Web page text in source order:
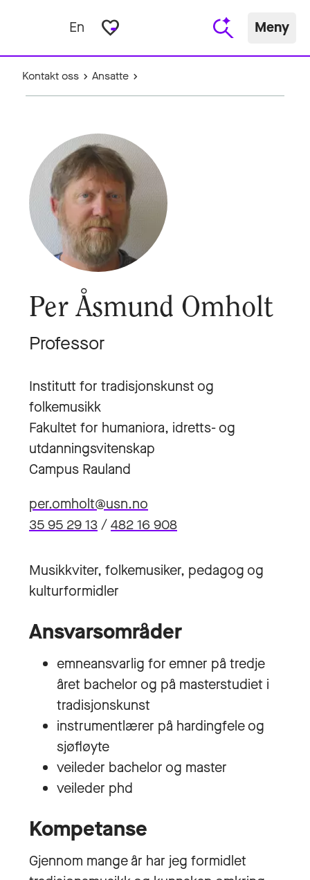
En favorite_border Meny
Kontakt oss Ansatte
Per Åsmund Omholt
Professor
Institutt for tradisjonskunst og
folkemusikk
Fakultet for humaniora, idretts- og
utdanningsvitenskap
Campus Rauland
per.omholt@usn.no
35 95 29 13/482 16 908
Musikkviter, folkemusiker, pedagog og
kulturformidler
Ansvarsområder
​emneansvarlig for emner på tredje
året bachelor og på masterstudiet i
tradisjonskunst
instrumentlærer på hardingfele og
sjøfløyte
veileder bachelor og master
veileder phd
Kompetanse
Gjennom mange år har jeg formidlet